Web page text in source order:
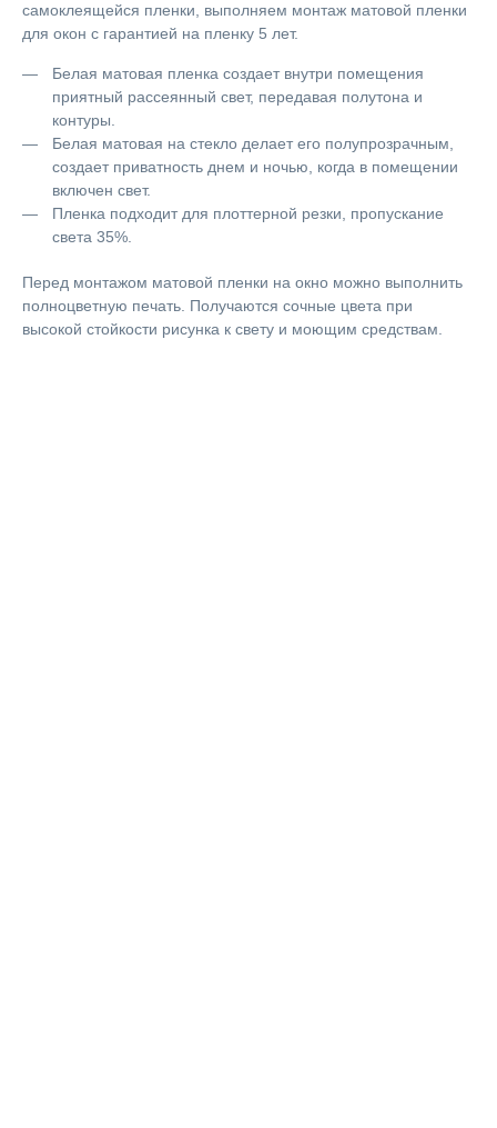
самоклеящейся пленки, выполняем монтаж матовой пленки
для окон с гарантией на пленку 5 лет.
Белая матовая пленка создает внутри помещения
приятный рассеянный свет, передавая полутона и
контуры.
Белая матовая на стекло делает его полупрозрачным,
создает приватность днем и ночью, когда в помещении
включен свет.
Пленка подходит для плоттерной резки, пропускание
света 35%.
Перед монтажом матовой пленки на окно можно выполнить
полноцветную печать. Получаются сочные цвета при
высокой стойкости рисунка к свету и моющим средствам.